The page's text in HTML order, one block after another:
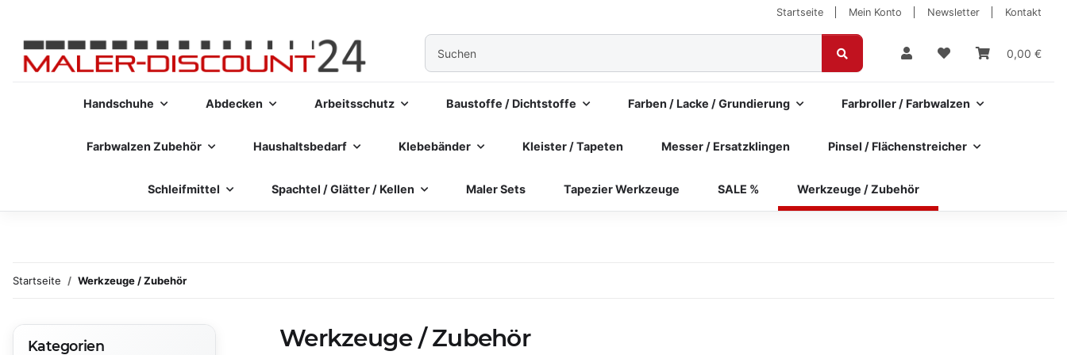
Startseite Mein Konto Newsletter Kontakt
0,00 €
Handschuhe Abdecken Arbeitsschutz Baustoffe / Dichtstoffe Farben / Lacke / Grundierung Farbroller / Farbwalzen
Farbwalzen Zubehör Haushaltsbedarf Klebebänder Kleister / Tapeten Messer / Ersatzklingen Pinsel / Flächenstreicher
Schleifmittel Spachtel / Glätter / Kellen Maler Sets Tapezier Werkzeuge SALE % Werkzeuge / Zubehör
Startseite Werkzeuge / Zubehör
Werkzeuge / Zubehör
Kategorien